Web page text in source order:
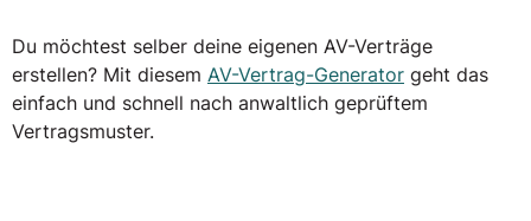
Du möchtest selber deine eigenen AV-Verträge
erstellen? Mit diesem AV-Vertrag-Generator geht das
einfach und schnell nach anwaltlich geprüftem
Vertragsmuster.